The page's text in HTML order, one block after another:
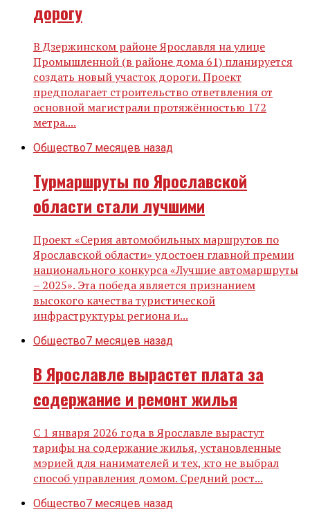
дорогу
В Дзержинском районе Ярославля на улице
Промышленной (в районе дома 61) планируется
создать новый участок дороги. Проект
предполагает строительство ответвления от
основной магистрали протяжённостью 172
метра....
Общество7 месяцев назад
Турмаршруты по Ярославской
области стали лучшими
Проект «Серия автомобильных маршрутов по
Ярославской области» удостоен главной премии
национального конкурса «Лучшие автомаршруты
– 2025». Эта победа является признанием
высокого качества туристической
инфраструктуры региона и...
Общество7 месяцев назад
В Ярославле вырастет плата за
содержание и ремонт жилья
С 1 января 2026 года в Ярославле вырастут
тарифы на содержание жилья, установленные
мэрией для нанимателей и тех, кто не выбрал
способ управления домом. Средний рост...
Общество7 месяцев назад